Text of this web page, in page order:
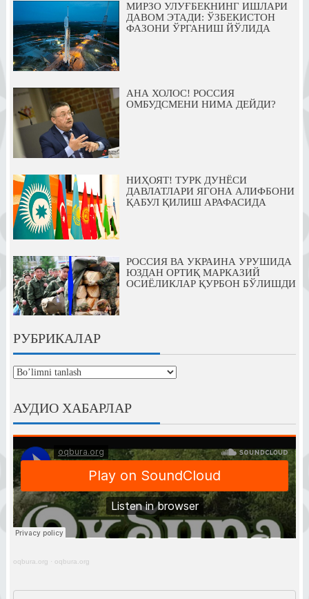
МИРЗО УЛУҒБЕКНИНГ ИШЛАРИ
ДАВОМ ЭТАДИ: ЎЗБЕКИСТОН
ФАЗОНИ ЎРГАНИШ ЙЎЛИДА
АНА ХОЛОС! РОССИЯ
ОМБУДСМЕНИ НИМА ДЕЙДИ?
НИҲОЯТ! ТУРК ДУНЁСИ
ДАВЛАТЛАРИ ЯГОНА АЛИФБОНИ
ҚАБУЛ ҚИЛИШ АРАФАСИДА
РОССИЯ ВА УКРАИНА УРУШИДА
ЮЗДАН ОРТИҚ МАРКАЗИЙ
ОСИЁЛИКЛАР ҚУРБОН БЎЛИШДИ
РУБРИКАЛАР
рубрикалар
АУДИО ХАБАРЛАР
oqbura.org · oqbura.org